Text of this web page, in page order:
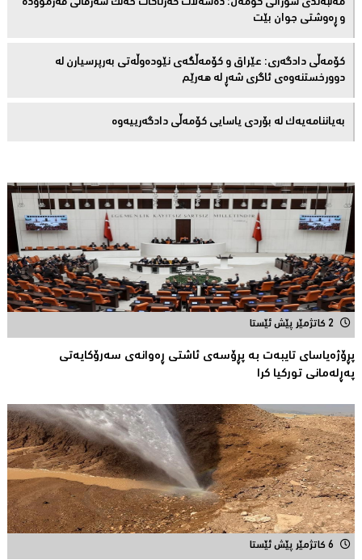
و ڕەوشتى جوان بێت
کۆمەڵى دادگەرى: عێراق و كۆمەڵگەی نێودەوڵەتی بەرپرسیارن لە
دوورخستنەوەى ئاگری شەڕ لە هەرێم
بەیاننامەیەک لە بۆردی یاسایی کۆمەڵی دادگەرییەوە
2 کاتژمێر پێش ئێستا
پڕۆژەیاسای تایبەت بە پڕۆسەی ئاشتی ڕەوانەی سەرۆكایەتی
پەڕلەمانی توركیا كرا
6 کاتژمێر پێش ئێستا